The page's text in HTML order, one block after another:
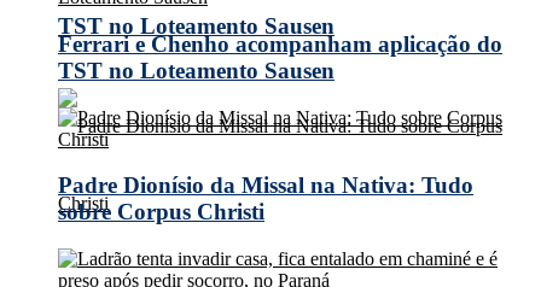
TST no Loteamento Sausen
Ferrari e Chenho acompanham aplicação do
TST no Loteamento Sausen
Padre Dionísio da Missal na Nativa: Tudo
sobre Corpus Christi